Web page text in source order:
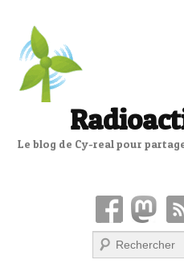
Le blog de Cy-real pour
Recherche